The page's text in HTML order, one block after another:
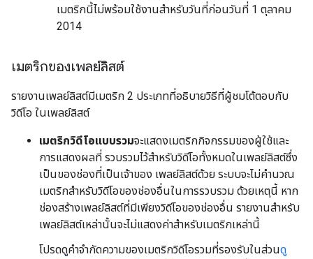
เมตริกนี้ไม่พร้อมใช้งานสำหรับวันที่ก่อนวันที่ 1 ตุลาคม
2014
เมตริกของเพลย์ลิสต์
รายงานเพลย์ลิสต์มีเมตริก 2 ประเภทที่อธิบายวิธีที่ผู้ชมโต้ตอบกับ
วิดีโอ ในเพลย์ลิสต์
เมตริกวิดีโอแบบรวมจะแสดงเมตริกกิจกรรมของผู้ใช้และ
การแสดงผลที่ รวบรวมไว้สำหรับวิดีโอทั้งหมดในเพลย์ลิสต์ซึ่ง
เป็นของช่องที่เป็นเจ้าของ เพลย์ลิสต์ด้วย ระบบจะไม่คำนวณ
เมตริกสำหรับวิดีโอของช่องอื่นในการรวบรวม ด้วยเหตุนี้ หาก
ช่องสร้างเพลย์ลิสต์ที่มีเพียงวิดีโอของช่องอื่น รายงานสำหรับ
เพลย์ลิสต์เหล่านั้นจะไม่แสดงค่าสำหรับเมตริกเหล่านี้
โปรดดูคำจำกัดความของเมตริกวิดีโอรวมที่รองรับในส่วนดู